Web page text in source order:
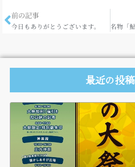
前の記事
今日もありがとうございます。
最近の投稿